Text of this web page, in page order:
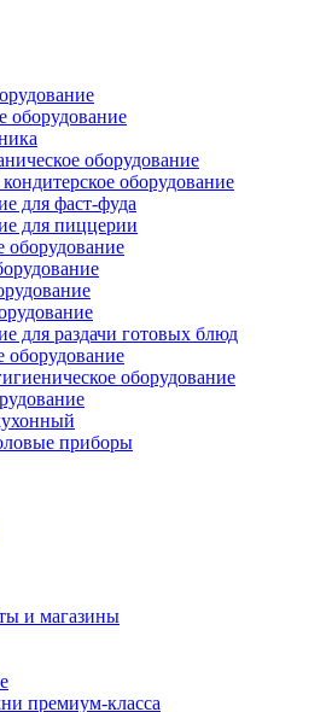
оборудование
оборудование
оборудование
для фаст-фуда
для пиццерии
оборудование
для раздачи готовых блюд
оборудование
оборудование
приборы
и магазины
премиум-класса